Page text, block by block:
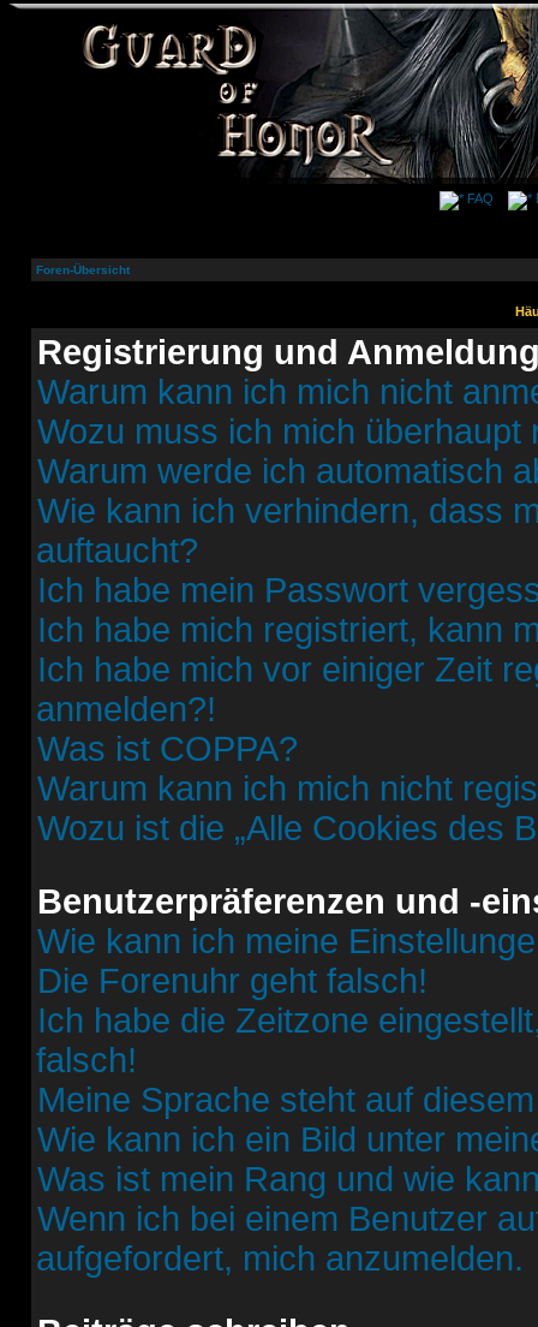
FAQ
Foren-Übersicht
Registrierung und
Warum kann ich mich nicht
Wozu muss ich mich überhaupt
Warum werde ich automatisch
Wie kann ich verhindern, dass
auftaucht?
Ich habe mein Passwort
Ich habe mich registriert, kann
Ich habe mich vor einiger Zeit
anmelden?!
Was ist COPPA?
Warum kann ich mich nicht
Wozu ist die „Alle Cookies des
Benutzerpräferenzen und -
Wie kann ich meine
Die Forenuhr geht falsch!
Ich habe die Zeitzone
falsch!
Meine Sprache steht auf
Wie kann ich ein Bild unter
Was ist mein Rang und wie
Wenn ich bei einem Benutzer
aufgefordert, mich anzumelden.